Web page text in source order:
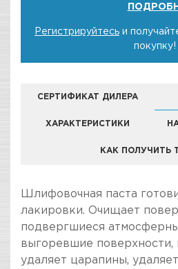
Регистрируйтесь и
покупку!
СЕРТИФИКАТ ДИЛЕРА
ХАРАКТЕРИСТИКИ
КАК ПОЛУЧИТЬ
КОМПАНИЯ "ЗВЕЗДА
ОФИЦИАЛЬНЫМ ДИЛЕРОМ
Шлифовочная паста
лакировки. Очищает
подвергшиеся
выгоревшие поверхности,
удаляет царапины,